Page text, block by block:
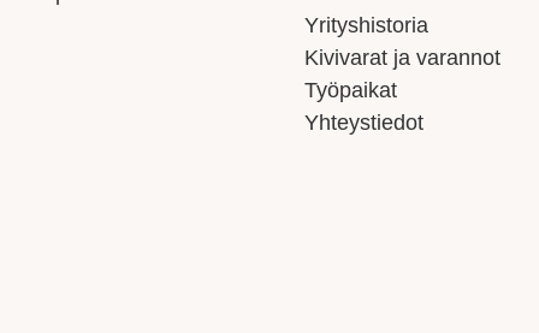
Yrityshistoria
Kivivarat ja varannot
Työpaikat
Yhteystiedot